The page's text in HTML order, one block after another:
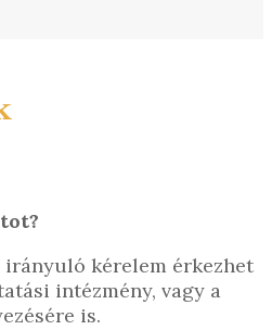
irányuló kérelem érkezhet
intézmény, vagy a
is.